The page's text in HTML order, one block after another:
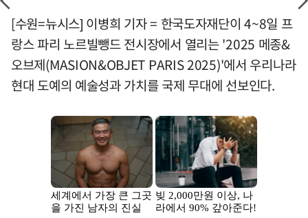
[수원=뉴시스] 이병희 기자 = 한국도자재단이 4~8일 프
랑스 파리 노르빌뺑드 전시장에서 열리는 '2025 메종&
오브제(MASION&OBJET PARIS 2025)'에서 우리나라
현대 도예의 예술성과 가치를 국제 무대에 선보인다.